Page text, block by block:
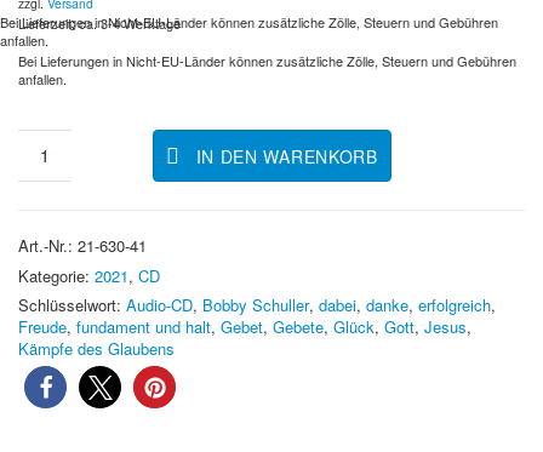
Bei Lieferungen in Nicht-EU-Länder können zusätzliche Zölle, Steuern und Gebühren
anfallen.
Lieferzeit: ca. 3-4 Werktage
Bei Lieferungen in Nicht-EU-Länder können zusätzliche Zölle, Steuern und Gebühren
anfallen.
IN DEN WARENKORB
Art.-Nr.: 21-630-41
Kategorie: 2021, CD
Schlüsselwort: Audio-CD, Bobby Schuller, dabei, danke, erfolgreich,
Freude, fundament und halt, Gebet, Gebete, Glück, Gott, Jesus,
Kämpfe des Glaubens